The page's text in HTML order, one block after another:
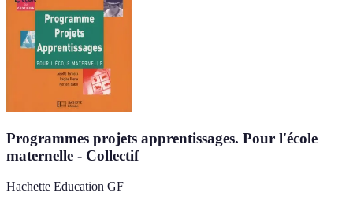
Programmes projets apprentissages. Pour l'école
maternelle - Collectif
Hachette Education GF